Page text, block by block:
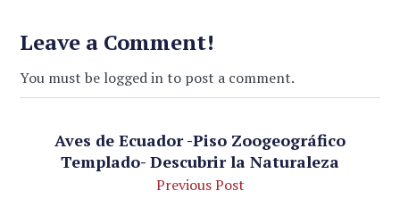
Leave a Comment!
You must be logged in to post a comment.
Aves de Ecuador -Piso Zoogeográfico
Templado- Descubrir la Naturaleza
Previous Post